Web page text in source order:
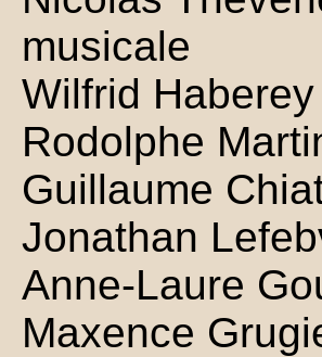
musicale
Wilfrid
Rodolphe
Guillaume
Jonathan
Anne-Laure
Maxence